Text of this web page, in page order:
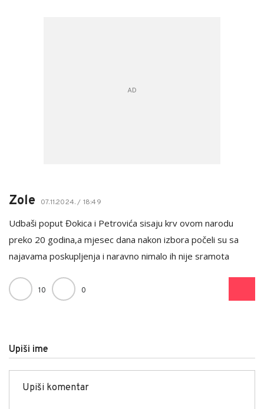
Zole 07.11.2024. / 18:49
Udbaši poput Đokica i Petrovića sisaju krv ovom narodu
preko 20 godina,a mjesec dana nakon izbora počeli su sa
najavama poskupljenja i naravno nimalo ih nije sramota
10 0
Upiši ime